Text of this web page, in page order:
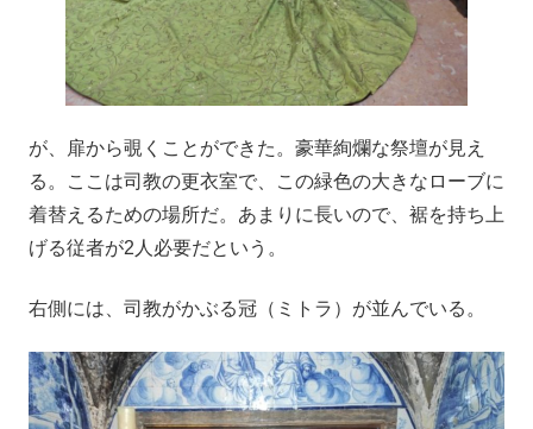
が、扉から覗くことができた。豪華絢爛な祭壇が見え
る。ここは司教の更衣室で、この緑色の大きなローブに
着替えるための場所だ。あまりに長いので、裾を持ち上
げる従者が2人必要だという。
右側には、司教がかぶる冠（ミトラ）が並んでいる。